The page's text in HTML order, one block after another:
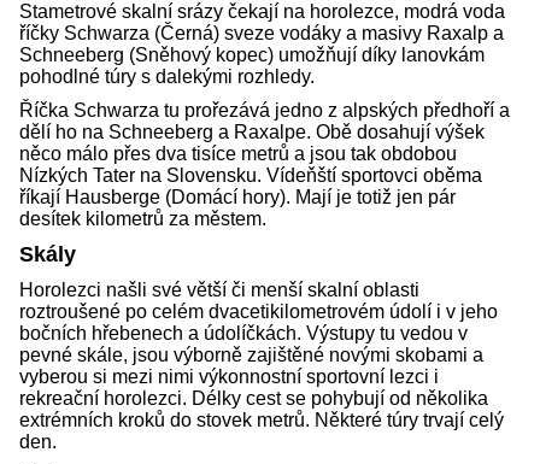
Stametrové skalní srázy čekají na horolezce, modrá voda
říčky Schwarza (Černá) sveze vodáky a masivy Raxalp a
Schneeberg (Sněhový kopec) umožňují díky lanovkám
pohodlné túry s dalekými rozhledy.
Říčka Schwarza tu prořezává jedno z alpských předhoří a
dělí ho na Schneeberg a Raxalpe. Obě dosahují výšek
něco málo přes dva tisíce metrů a jsou tak obdobou
Nízkých Tater na Slovensku. Vídeňští sportovci oběma
říkají Hausberge (Domácí hory). Mají je totiž jen pár
desítek kilometrů za městem.
Skály
Horolezci našli své větší či menší skalní oblasti
roztroušené po celém dvacetikilometrovém údolí i v jeho
bočních hřebenech a údolíčkách. Výstupy tu vedou v
pevné skále, jsou výborně zajištěné novými skobami a
vyberou si mezi nimi výkonnostní sportovní lezci i
rekreační horolezci. Délky cest se pohybují od několika
extrémních kroků do stovek metrů. Některé túry trvají celý
den.